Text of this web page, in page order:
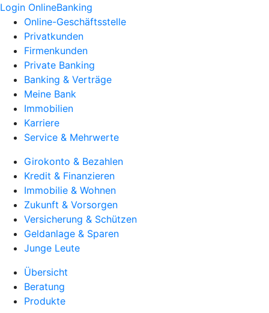
Login OnlineBanking
Online-Geschäftsstelle
Privatkunden
Firmenkunden
Private Banking
Banking & Verträge
Meine Bank
Immobilien
Karriere
Service & Mehrwerte
Girokonto & Bezahlen
Kredit & Finanzieren
Immobilie & Wohnen
Zukunft & Vorsorgen
Versicherung & Schützen
Geldanlage & Sparen
Junge Leute
Übersicht
Beratung
Produkte